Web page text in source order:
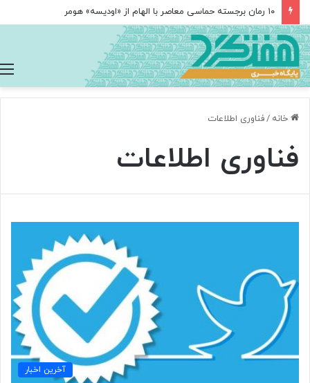
۱۰ رمان برجسته حماسی معاصر با الهام از «اودیسه» هومر
خانه /فناوری اطلاعات
فناوری اطلاعات
آخرین اخبار